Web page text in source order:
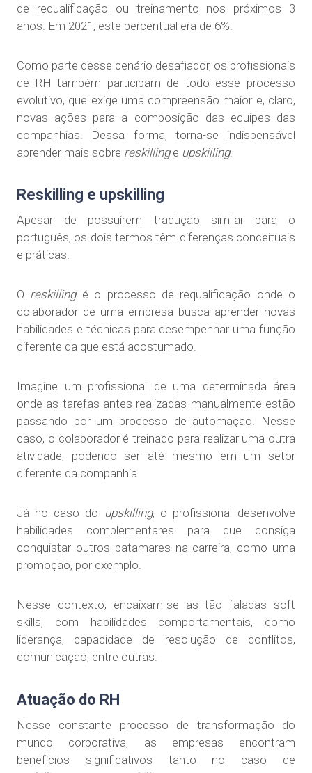
de requalificação ou treinamento nos próximos 3
anos. Em 2021, este percentual era de 6%.
Como parte desse cenário desafiador, os profissionais
de RH também participam de todo esse processo
evolutivo, que exige uma compreensão maior e, claro,
novas ações para a composição das equipes das
companhias. Dessa forma, torna-se indispensável
aprender mais sobre reskillinge upskilling.
Reskilling e upskilling
Apesar de possuírem tradução similar para o
português, os dois termos têm diferenças conceituais
e práticas.
O reskillingé o processo de requalificação onde o
colaborador de uma empresa busca aprender novas
habilidades e técnicas para desempenhar uma função
diferente da que está acostumado.
Imagine um profissional de uma determinada área
onde as tarefas antes realizadas manualmente estão
passando por um processo de automação. Nesse
caso, o colaborador é treinado para realizar uma outra
atividade, podendo ser até mesmo em um setor
diferente da companhia.
Já no caso do upskilling, o profissional desenvolve
habilidades complementares para que consiga
conquistar outros patamares na carreira, como uma
promoção, por exemplo.
Nesse contexto, encaixam-se as tão faladas soft
skills, com habilidades comportamentais, como
liderança, capacidade de resolução de conflitos,
comunicação, entre outras.
Atuação do RH
Nesse constante processo de transformação do
mundo corporativa, as empresas encontram
benefícios significativos tanto no caso de